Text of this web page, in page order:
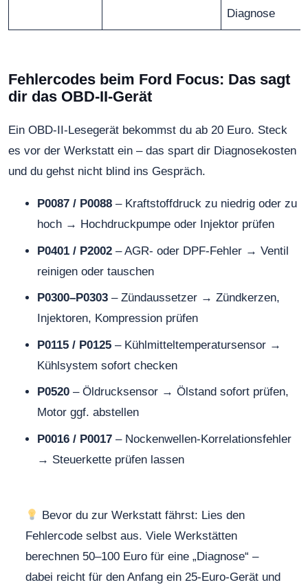
Diagnose
Fehlercodes beim Ford Focus: Das sagt
dir das OBD-II-Gerät
Ein OBD-II-Lesegerät bekommst du ab 20 Euro. Steck
es vor der Werkstatt ein – das spart dir Diagnosekosten
und du gehst nicht blind ins Gespräch.
P0087 / P0088 – Kraftstoffdruck zu niedrig oder zu
hoch → Hochdruckpumpe oder Injektor prüfen
P0401 / P2002 – AGR- oder DPF-Fehler → Ventil
reinigen oder tauschen
P0300–P0303 – Zündaussetzer → Zündkerzen,
Injektoren, Kompression prüfen
P0115 / P0125 – Kühlmitteltemperatursensor →
Kühlsystem sofort checken
P0520 – Öldrucksensor → Ölstand sofort prüfen,
Motor ggf. abstellen
P0016 / P0017 – Nockenwellen-Korrelationsfehler
→ Steuerkette prüfen lassen
Bevor du zur Werkstatt fährst: Lies den
Fehlercode selbst aus. Viele Werkstätten
berechnen 50–100 Euro für eine „Diagnose“ –
dabei reicht für den Anfang ein 25-Euro-Gerät und